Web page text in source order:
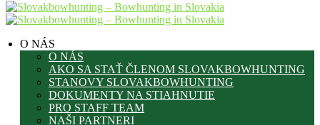
O NÁS
O NÁS
AKO SA STAŤ ČLENOM SLOVAKBOWHUNTING
STANOVY SLOVAKBOWHUNTING
DOKUMENTY NA STIAHNUTIE
PRO STAFF TEAM
NAŠI PARTNERI